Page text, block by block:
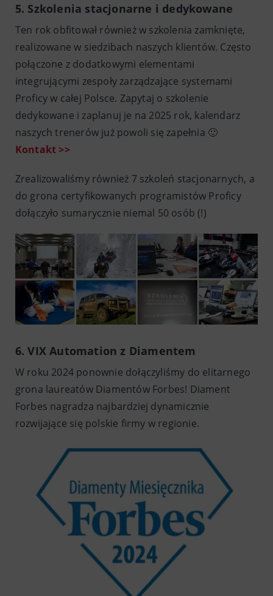
5. Szkolenia stacjonarne i dedykowane
Ten rok obfitował również w szkolenia zamknięte,
realizowane w siedzibach naszych klientów. Często
połączone z dodatkowymi elementami
integrującymi zespoły zarządzające systemami
Proficy w całej Polsce. Zapytaj o szkolenie
dedykowane i zaplanuj je na 2025 rok, kalendarz
naszych trenerów już powoli się zapełnia 🙂
Kontakt >>
Zrealizowaliśmy również 7 szkoleń stacjonarnych, a
do grona certyfikowanych programistów Proficy
dołączyło sumarycznie niemal 50 osób (!)
6. VIX Automation z Diamentem
W roku 2024 ponownie dołączyliśmy do elitarnego
grona laureatów Diamentów Forbes! Diament
Forbes nagradza najbardziej dynamicznie
rozwijające się polskie firmy w regionie.